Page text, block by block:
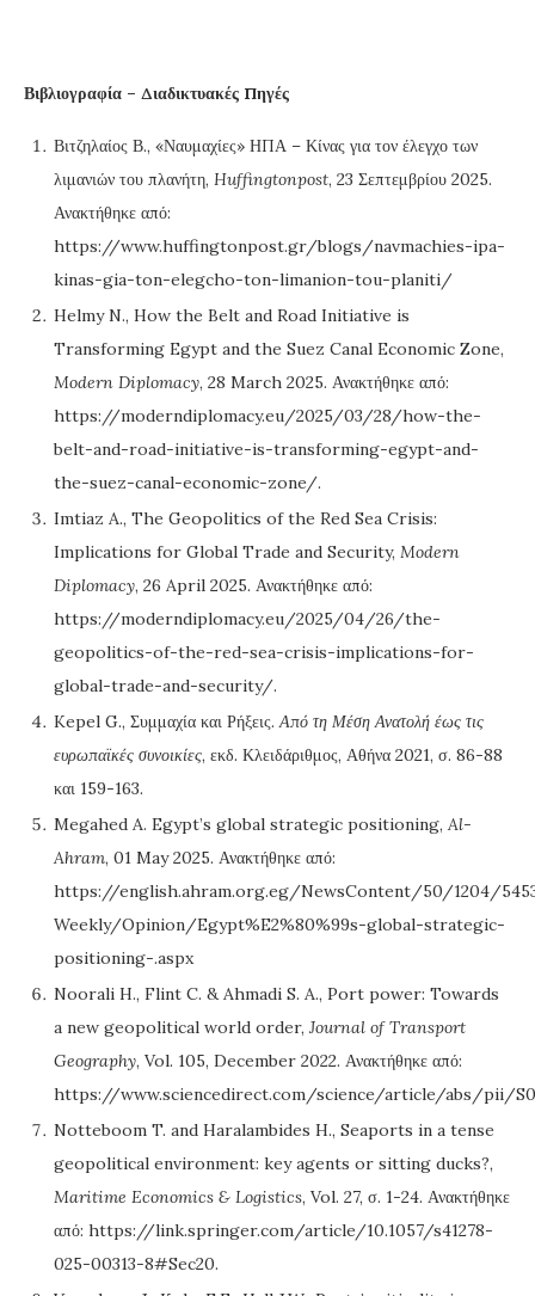
Βιβλιογραφία – Διαδικτυακές Πηγές
Βιτζηλαίος Β., «Ναυμαχίες» ΗΠΑ – Κίνας για τον έλεγχο των
λιμανιών του πλανήτη, Huffingtonpost, 23 Σεπτεμβρίου 2025.
Ανακτήθηκε από:
https://www.huffingtonpost.gr/blogs/navmachies-ipa-
kinas-gia-ton-elegcho-ton-limanion-tou-planiti/
Helmy N., How the Belt and Road Initiative is
Transforming Egypt and the Suez Canal Economic Zone,
Modern Diplomacy, 28 March 2025. Ανακτήθηκε από:
https://moderndiplomacy.eu/2025/03/28/how-the-
belt-and-road-initiative-is-transforming-egypt-and-
the-suez-canal-economic-zone/.
Imtiaz A., The Geopolitics of the Red Sea Crisis:
Implications for Global Trade and Security, Modern
Diplomacy, 26 April 2025. Ανακτήθηκε από:
https://moderndiplomacy.eu/2025/04/26/the-
geopolitics-of-the-red-sea-crisis-implications-for-
global-trade-and-security/.
Kepel G., Συμμαχία και Ρήξεις.Από τη Μέση Ανατολή έως τις
ευρωπαϊκές συνοικίες, εκδ. Κλειδάριθμος, Αθήνα 2021, σ. 86-88
και 159-163.
Megahed A. Egypt’s global strategic positioning, Al-
Ahram, 01 May 2025. Ανακτήθηκε από:
https://english.ahram.org.eg/NewsContent/50/1204/
Weekly/Opinion/Egypt%E2%80%99s-global-strategic-
positioning-.aspx
Noorali H., Flint C. & Ahmadi S. A., Port power: Towards
a new geopolitical world order, Journal of Transport
Geography, Vol. 105, December 2022. Ανακτήθηκε από:
https://www.sciencedirect.com/science/article/abs/pii/
Notteboom T. and Haralambides H., Seaports in a tense
geopolitical environment: key agents or sitting ducks?,
Maritime Economics & Logistics, Vol. 27, σ. 1-24. Ανακτήθηκε
από: https://link.springer.com/article/10.1057/s41278-
025-00313-8#Sec20.